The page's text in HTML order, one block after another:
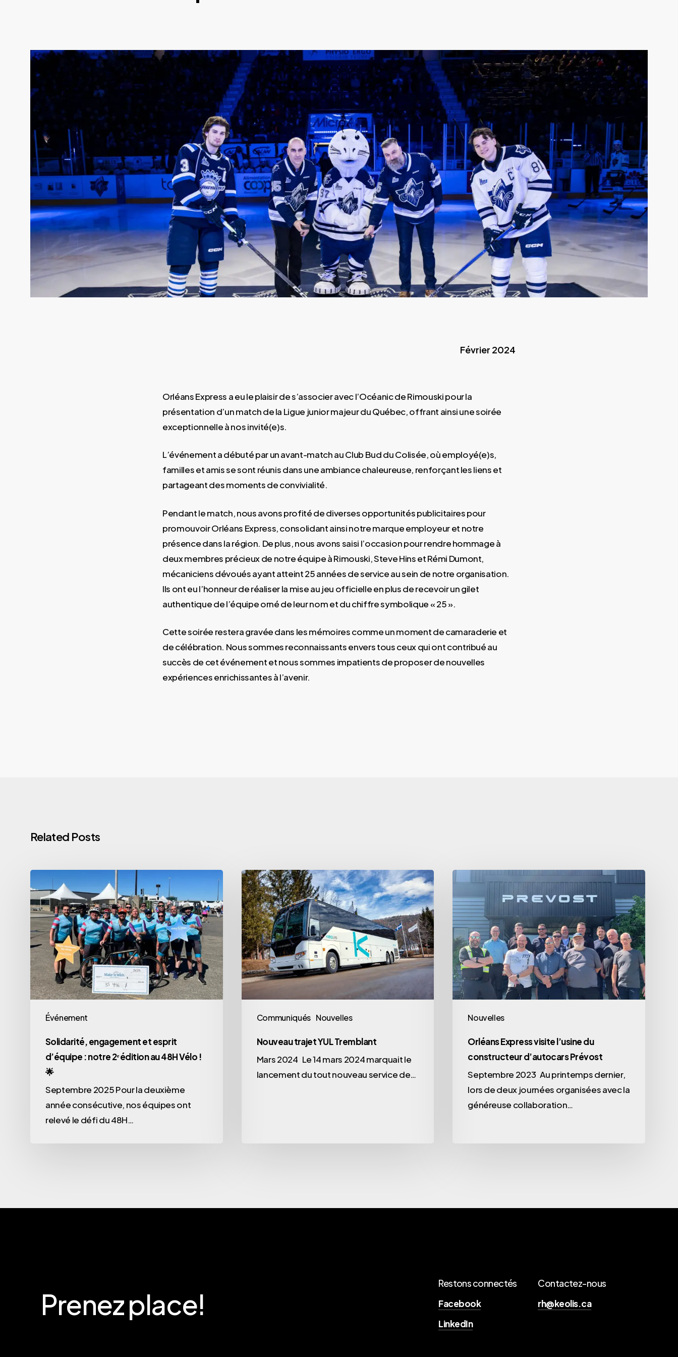
Février 2024
Orléans Express a eu le plaisir de s’associer avec l’Océanic de Rimouski pour la
présentation d’un match de la Ligue junior majeur du Québec, offrant ainsi une soirée
exceptionnelle à nos invité(e)s.
L’événement a débuté par un avant-match au Club Bud du Colisée, où employé(e)s,
familles et amis se sont réunis dans une ambiance chaleureuse, renforçant les liens et
partageant des moments de convivialité.
Pendant le match, nous avons profité de diverses opportunités publicitaires pour
promouvoir Orléans Express, consolidant ainsi notre marque employeur et notre
présence dans la région. De plus, nous avons saisi l’occasion pour rendre hommage à
deux membres précieux de notre équipe à Rimouski, Steve Hins et Rémi Dumont,
mécaniciens dévoués ayant atteint 25 années de service au sein de notre organisation.
Ils ont eu l’honneur de réaliser la mise au jeu officielle en plus de recevoir un gilet
authentique de l’équipe orné de leur nom et du chiffre symbolique « 25 ».
Cette soirée restera gravée dans les mémoires comme un moment de camaraderie et
de célébration. Nous sommes reconnaissants envers tous ceux qui ont contribué au
succès de cet événement et nous sommes impatients de proposer de nouvelles
expériences enrichissantes à l’avenir.
Related Posts
Événement
Solidarité, engagement et esprit
d’équipe : notre 2ᵉ édition au 48H Vélo !
🌟
Septembre 2025 Pour la deuxième
année consécutive, nos équipes ont
relevé le défi du 48H…
Communiqués Nouvelles
Nouveau trajet YUL Tremblant
Mars 2024 Le 14 mars 2024 marquait le
lancement du tout nouveau service de…
Nouvelles
Orléans Express visite l’usine du
constructeur d’autocars Prévost
Septembre 2023 Au printemps dernier,
lors de deux journées organisées avec la
généreuse collaboration…
Prenezplace!
Restons connectés
Facebook
LinkedIn
Contactez-nous
rh@keolis.ca